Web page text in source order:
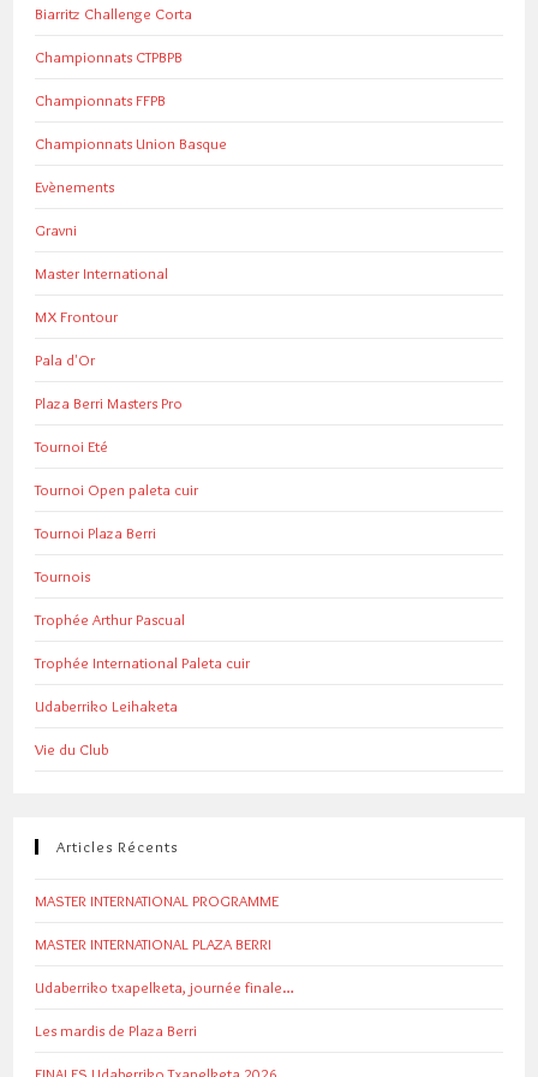
Biarritz Challenge Corta
Championnats CTPBPB
Championnats FFPB
Championnats Union Basque
Evènements
Gravni
Master International
MX Frontour
Pala d'Or
Plaza Berri Masters Pro
Tournoi Eté
Tournoi Open paleta cuir
Tournoi Plaza Berri
Tournois
Trophée Arthur Pascual
Trophée International Paleta cuir
Udaberriko Leihaketa
Vie du Club
Articles Récents
MASTER INTERNATIONAL PROGRAMME
MASTER INTERNATIONAL PLAZA BERRI
Udaberriko txapelketa, journée finale…
Les mardis de Plaza Berri
FINALES Udaberriko Txapelketa 2026